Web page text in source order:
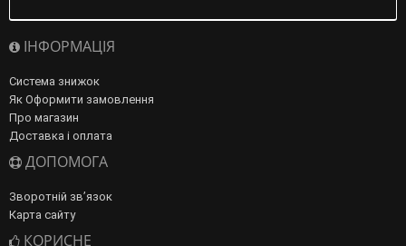
ІНФОРМАЦІЯ
Система знижок
Як Оформити замовлення
Про магазин
Доставка і оплата
ДОПОМОГА
Зворотній зв’язок
Карта сайту
КОРИСНЕ